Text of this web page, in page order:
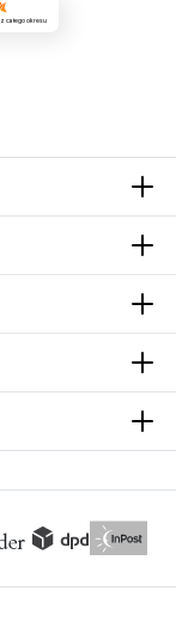
z całego okresu